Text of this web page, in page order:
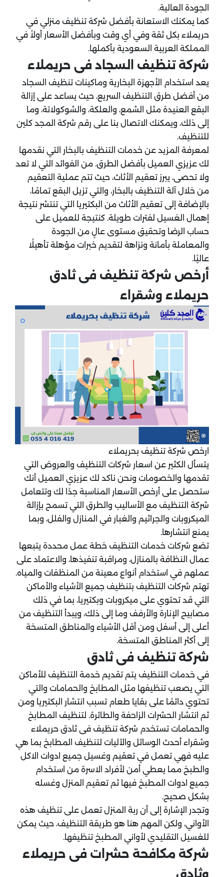
الجودة العالية.
كما يمكنك الاستعانة بأفضل شركة تنظيف منزلي في
حريملاء بكل ثقة وفي أي وقت وبأفضل الأسعار أولاً في
المملكة العربية السعودية بأكملها.
شركة تنظيف السجاد فى حريملاء
يعد استخدام الأجهزة البخارية وماكينات تنظيف السجاد
من أفضل طرق التنظيف السريع، حيث يساعد على إزالة
البقع العنيدة مثل الشمع، والعلكة، والشوكولاتة، وما
إلى ذلك، ويمكنك الاتصال بنا على رقم شركة المجد كلين
للتنظيف.
لمعرفة المزيد عن خدمات التنظيف بالبخار التي نقدمها
لك عزيزي العميل بأفضل الطرق. من الفوائد التي لا تعد
ولا تحصى، يبرز تعقيم الأثاث، حيث تتم عملية التعقيم
من خلال آلة التنظيف بالبخار، والتي تزيل البقع تمامًا،
بالإضافة إلى تعقيم الأثاث من البكتيريا التي تنتشر نتيجة
إهمال الغسيل لفترات طويلة. كنتيجة للعميل على
حساب الرضا وتحقيق مستوى عالٍ من الجودة
والمعاملة بأمانة ونزاهة لتقديم خبرات مؤهلة تأهيلًا
عاليًا.
أرخص شركة تنظيف فى ثادق
حريملاء وشقراء
ارخص شركة تنظيف بحريملاء
يتسأل الكثير عن اسعار شركات التنظيف والعروض التي
تقدمها والخصومات ونحن ناكد لك عزيزي العميل أنك
ستحصل على أرخص الأسعار المناسبة جدًا لك وتتعامل
شركة التنظيف مع الأساليب والطرق التي تسمح بإزالة
الميكروبات والجراثيم والغبار في المنازل والفلل، وبما
يمنع انتشارها.
تضع شركات خدمات التنظيف خطة عمل محددة يتبعها
عمال النظافة بالمنازل، ومراقبة تنفيذها، والاعتماد على
عملهم في استخدام أنواع معينة من المنظفات والمياه.
تهتم شركات التنظيف بتنظيف جميع الأشياء والأماكن
التي قد تحتوي على ميكروبات وبكتيريا، بما في ذلك
مصابيح الإنارة والأرفف وما إلى ذلك، ويبدأ التنظيف من
أعلى إلى أسفل ومن أقل الأشياء والمناطق المتسخة
إلى أكثر المناطق المتسخة.
شركة تنظيف فى ثادق
في خدمات التنظيف يتم تقديم خدمة التنظيف للأماكن
التي يصعب تنظيفها مثل المطابخ والحمامات والتي
تحتوي دائمًا على بقايا طعام تسبب انتشار البكتيريا ومن
ثم انتشار الحشرات الزاحفة والطائرة. لتنظيف المطابخ
والحمامات تستخدم شركة تنظيف فى ثادق حريملاء
وشقراء أحدث الوسائل والآليات لتنظيف المطابخ بما هي
عليه فهي تعمل في تعقيم وغسيل جميع ادوات الاكل
والطبخ مما يعطي أمن لأفراد الاسرة من استخدام
جميع ادوات المطبخ فيها ثم تعقيم المنزل وغسله
بشكل صحيح.
وتجدر الإشارة إلى أن ربة المنزل تعمل على تنظيف هذه
الأواني، ولكن المهم هنا هو طريقة التنظيف، حيث يمكن
للغسيل التقليدي لأواني المطبخ تنظيفها.
شركة مكافحة حشرات فى حريملاء